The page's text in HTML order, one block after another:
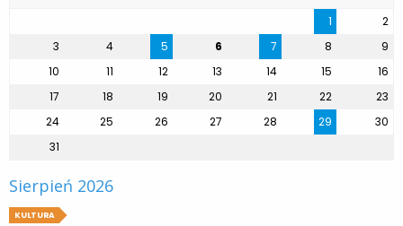
1
2
3
4 5 6 7 8
9
10
11 12 13 14 15
16
17
18 19 20 21 22
23
24
25 26 27 28 29
30
31
Sierpień 2026
KULTURA